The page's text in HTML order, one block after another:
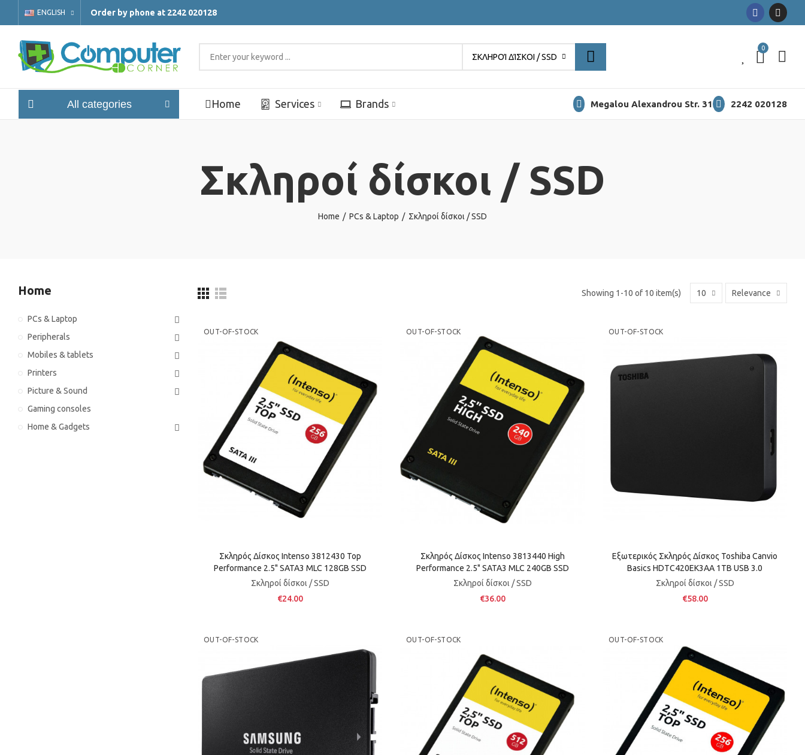
ENGLISH Order by phone at 2242 020128
ΣΚΛΗΡΟΊ ΔΊΣΚΟΙ / SSD
0
All categories Home Services Brands Megalou Alexandrou Str. 31 2242 020128
Σκληροί δίσκοι / SSD
Home PCs & Laptop Σκληροί δίσκοι / SSD
Showing 1-10 of 10 item(s) 10 Relevance
OUT-OF-STOCK
Σκληρός Δίσκος Intenso 3812430 Top
Performance 2.5" SATA3 MLC 128GB SSD
Σκληροί δίσκοι / SSD
€24.00
OUT-OF-STOCK
Σκληρός Δίσκος Intenso 3813440 High
Performance 2.5" SATA3 MLC 240GB SSD
Σκληροί δίσκοι / SSD
€36.00
OUT-OF-STOCK
Εξωτερικός Σκληρός Δίσκος Toshiba Canvio
Basics HDTC420EK3AA 1TB USB 3.0
Σκληροί δίσκοι / SSD
€58.00
OUT-OF-STOCK OUT-OF-STOCK OUT-OF-STOCK
Home
PCs & Laptop
Peripherals
Mobiles & tablets
Printers
Picture & Sound
Gaming consoles
Home & Gadgets